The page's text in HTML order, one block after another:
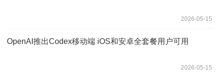
2026-05-15
OpenAI推出Codex移动端 iOS和安卓全套餐用户可用
2026-05-15